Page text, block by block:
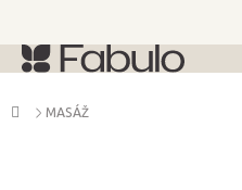
Domov
MASÁŽ